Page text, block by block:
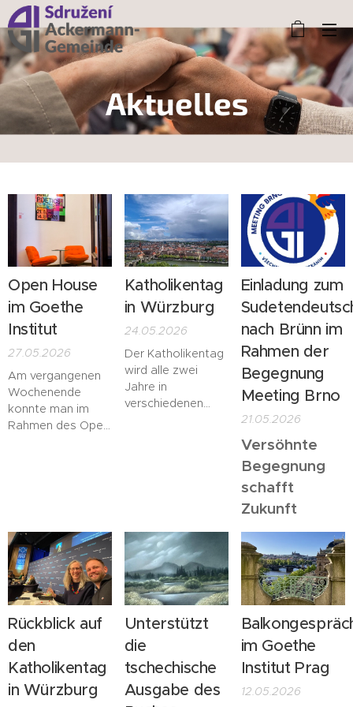
Aktuelles
Open House
im Goethe
Institut
27.05.2026
Am vergangenen
Wochenende
konnte man im
Rahmen des Open
findet einmal pro
Jahr im Mai statt
und bietet die
Gelegenheit
kostenlos und
ohne Anmeldung
historische
Stadt
kennenzulernen.
Katholikentag
in Würzburg
24.05.2026
Der Katholikentag
wird alle zwei
Jahre in
verschiedenen
Menschen mit
anderen
Konfessionen
oder Neugierige
am christlichen
Glauben
gemeinsam zu
beten, sich
auszutauschen
und zu feiern.
Einladung zum
nach Brünn im
Rahmen der
Begegnung
Meeting Brno
21.05.2026
Versöhnte
Begegnung
schafft
Zukunft
Rückblick auf
den
Katholikentag
in Würzburg
Unterstützt
die
tschechische
Ausgabe des
im Goethe
Institut Prag
12.05.2026